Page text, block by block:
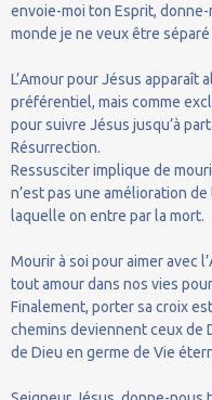
envoie-moi ton Esprit, donne-
monde je ne veux être séparé
L’Amour pour Jésus apparaît
préférentiel, mais comme
pour suivre Jésus jusqu’à
Résurrection.
Ressusciter implique de
n’est pas une amélioration
laquelle on entre par la mort.
Mourir à soi pour aimer avec
tout amour dans nos vies
Finalement, porter sa croix
chemins deviennent ceux de
de Dieu en germe de Vie